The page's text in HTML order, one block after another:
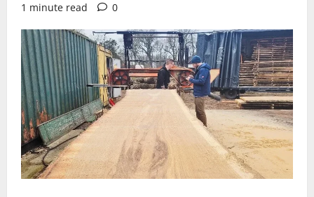
1 minute read
0